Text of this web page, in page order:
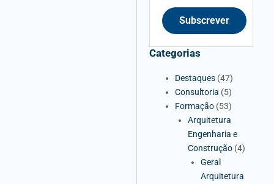
Subscrever
Categorias
Destaques (47)
Consultoria (5)
Formação (53)
Arquitetura
Engenharia e
Construção (4)
Geral
Arquitetura